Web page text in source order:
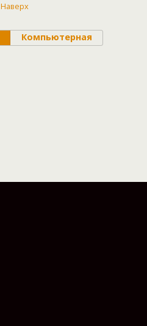
Наверх
Компьютерная